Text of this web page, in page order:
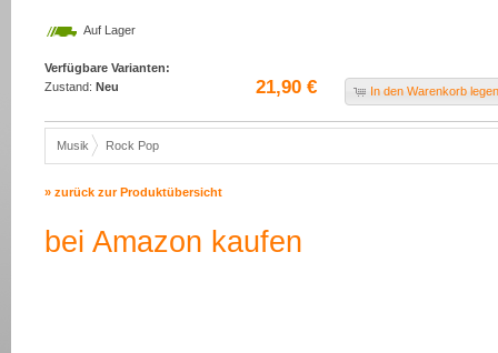
Auf Lager
Verfügbare Varianten:
Zustand: Neu 21,90 € In den Warenkorb
Musik Rock Pop
» zurück zur Produktübersicht
bei Amazon kaufen